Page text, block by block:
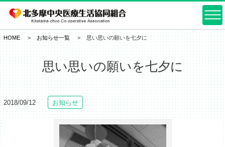
HOME お知らせ一覧 思い思いの願いを七夕に
思い思いの願いを七夕に
2018/09/12 お知らせ